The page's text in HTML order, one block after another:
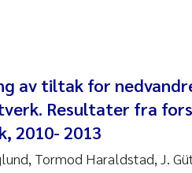
Pål Molander
Merete Schøyen
av tiltak for
Resultater fra
2010- 2013
Tormod Haraldstad, J.